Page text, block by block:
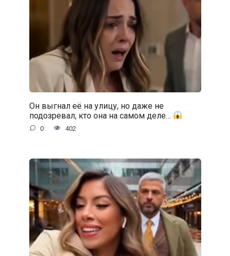
Он выгнал её на улицу, но даже не
подозревал, кто она на самом деле…
0 402